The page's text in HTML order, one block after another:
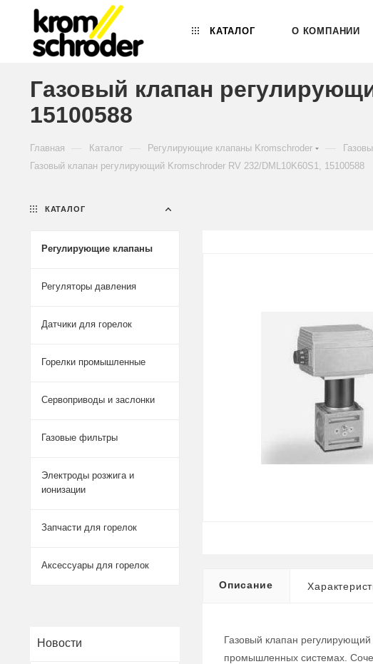
КАТАЛОГ О КОМПАНИИ
Газовый клапан
15100588
Главная Каталог Регулирующие клапаны Kromschroder
Газовый клапан регулирующий Kromschroder RV 232/DML10K60S1, 15100588
Описание
Газовый клапан регулирующий
промышленных системах.
КАТАЛОГ
Регулирующие клапаны
Регуляторы давления
Датчики для горелок
Горелки промышленные
Сервоприводы и заслонки
Газовые фильтры
Электроды розжига и
ионизации
Запчасти для горелок
Аксессуары для горелок
Новости